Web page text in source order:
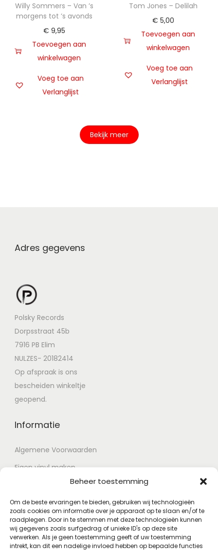
Beheer toestemming
Om de beste ervaringen te bieden, gebruiken wij technologieën
zoals cookies om informatie over je apparaat op te slaan en/of te
raadplegen. Door in te stemmen met deze technologieën kunnen
wij gegevens zoals surfgedrag of unieke ID's op deze site
verwerken. Als je geen toestemming geeft of uw toestemming
intrekt, kan dit een nadelige invloed hebben op bepaalde functies
Willy Sommers – Van ’s
morgens tot ’s avonds
€ 9,95
Toevoegen aan
winkelwagen
Voeg toe aan
Verlanglijst
Tom Jones – Delilah
€ 5,00
Toevoegen aan
winkelwagen
Voeg toe aan
Verlanglijst
Bekijk meer
Adres gegevens
Polsky Records
Dorpsstraat 45b
7916 PB Elim
NULZES- 20182414
Op afspraak is ons
bescheiden winkeltje
geopend.
Informatie
Algemene Voorwaarden
Eigen vinyl maken
Retour voorwaarden
Contact
Account